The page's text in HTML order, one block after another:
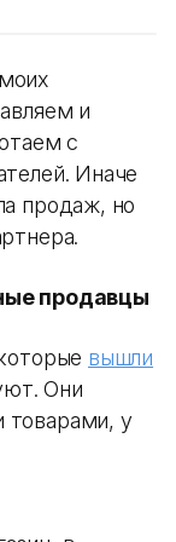
и
с
Иначе
продаж, но
продавцы
вышли
Они
товарами, у